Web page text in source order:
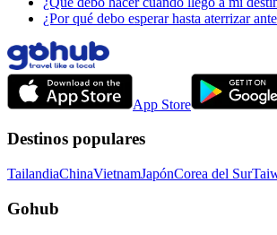
¿Por qué debo esperar hasta aterrizar
App Store
Destinos populares
TailandiaChinaVietnamJapónCorea del Sur
Gohub